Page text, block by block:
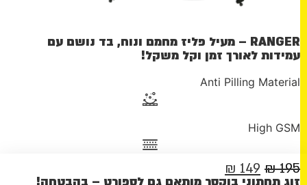
RANGER – מעיל פליז מחמם ונוח, בד נושם עם
עמידות לאורך זמן וקל משקל!
Anti Pilling Material
High GSM
195
₪ המחיר
149
₪